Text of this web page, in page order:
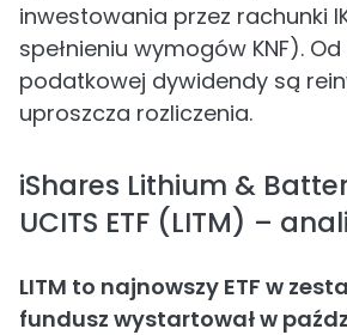
inwestowania przez rachunki
spełnieniu wymogów KNF).
podatkowej dywidendy są
uproszcza rozliczenia.
iShares Lithium &
UCITS ETF (LITM) –
LITM to najnowszy ETF w
fundusz wystartował w